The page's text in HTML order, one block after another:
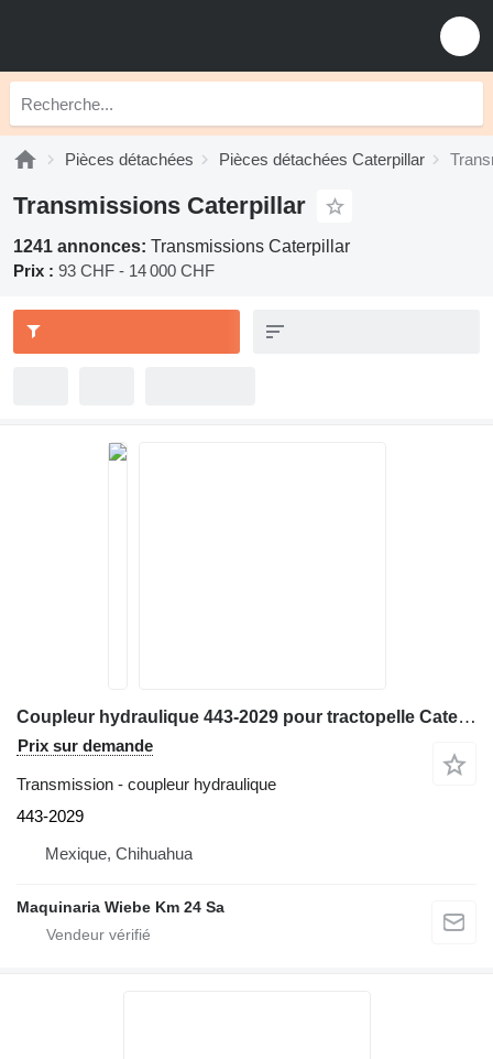
Pièces détachées Pièces détachées Caterpillar
Transmissions Caterpillar
1241 annonces: Transmissions Caterpillar
Prix : 93 CHF - 14 000 CHF
Coupleur hydraulique 443-2029 pour tractopelle Caterpillar 416F
Prix sur demande
Transmission - coupleur hydraulique
443-2029
Mexique, Chihuahua
Maquinaria Wiebe Km 24 Sa